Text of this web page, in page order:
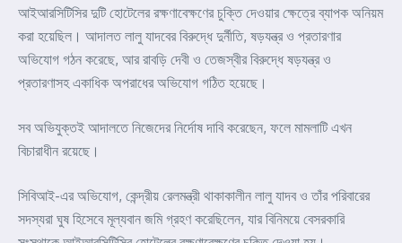
আইআরসিটিসির দুটি হোটেলের রক্ষণাবেক্ষণের চুক্তি দেওয়ার ক্ষেত্রে ব্যাপক অনিয়ম
করা হয়েছিল। আদালত লালু যাদবের বিরুদ্ধে দুর্নীতি, ষড়যন্ত্র ও প্রতারণার
অভিযোগ গঠন করেছে, আর রাবড়ি দেবী ও তেজস্বীর বিরুদ্ধে ষড়যন্ত্র ও
প্রতারণাসহ একাধিক অপরাধের অভিযোগ গঠিত হয়েছে।
সব অভিযুক্তই আদালতে নিজেদের নির্দোষ দাবি করেছেন, ফলে মামলাটি এখন
বিচারাধীন রয়েছে।
সিবিআই-এর অভিযোগ, কেন্দ্রীয় রেলমন্ত্রী থাকাকালীন লালু যাদব ও তাঁর পরিবারের
সদস্যরা ঘুষ হিসেবে মূল্যবান জমি গ্রহণ করেছিলেন, যার বিনিময়ে বেসরকারি